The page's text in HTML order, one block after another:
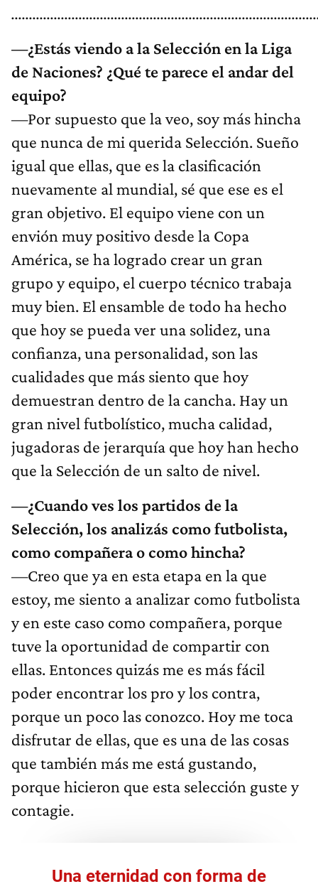
—¿Estás viendo a la Selección en la Liga
de Naciones? ¿Qué te parece el andar del
equipo?
—Por supuesto que la veo, soy más hincha
que nunca de mi querida Selección. Sueño
igual que ellas, que es la clasificación
nuevamente al mundial, sé que ese es el
gran objetivo. El equipo viene con un
envión muy positivo desde la Copa
América, se ha logrado crear un gran
grupo y equipo, el cuerpo técnico trabaja
muy bien. El ensamble de todo ha hecho
que hoy se pueda ver una solidez, una
confianza, una personalidad, son las
cualidades que más siento que hoy
demuestran dentro de la cancha. Hay un
gran nivel futbolístico, mucha calidad,
jugadoras de jerarquía que hoy han hecho
que la Selección de un salto de nivel.
—¿Cuando ves los partidos de la
Selección, los analizás como futbolista,
como compañera o como hincha?
—Creo que ya en esta etapa en la que
estoy, me siento a analizar como futbolista
y en este caso como compañera, porque
tuve la oportunidad de compartir con
ellas. Entonces quizás me es más fácil
poder encontrar los pro y los contra,
porque un poco las conozco. Hoy me toca
disfrutar de ellas, que es una de las cosas
que también más me está gustando,
porque hicieron que esta selección guste y
contagie.
Una eternidad con forma de